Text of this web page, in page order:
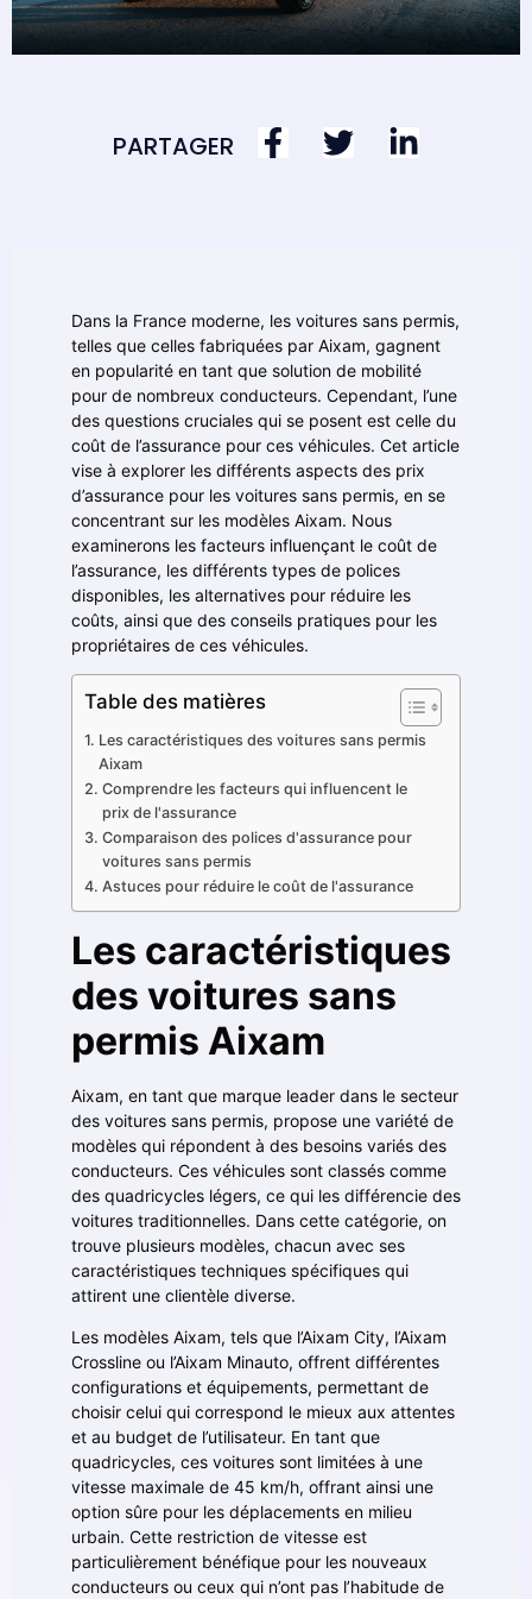
PARTAGER
Dans la France moderne, les voitures sans permis,
telles que celles fabriquées par Aixam, gagnent
en popularité en tant que solution de mobilité
pour de nombreux conducteurs. Cependant, l’une
des questions cruciales qui se posent est celle du
coût de l’assurance pour ces véhicules. Cet article
vise à explorer les différents aspects des prix
d’assurance pour les voitures sans permis, en se
concentrant sur les modèles Aixam. Nous
examinerons les facteurs influençant le coût de
l’assurance, les différents types de polices
disponibles, les alternatives pour réduire les
coûts, ainsi que des conseils pratiques pour les
propriétaires de ces véhicules.
Table des matières
Les caractéristiques des voitures sans permis
Aixam
Comprendre les facteurs qui influencent le
prix de l'assurance
Comparaison des polices d'assurance pour
voitures sans permis
Astuces pour réduire le coût de l'assurance
Les caractéristiques
des voitures sans
permis Aixam
Aixam, en tant que marque leader dans le secteur
des voitures sans permis, propose une variété de
modèles qui répondent à des besoins variés des
conducteurs. Ces véhicules sont classés comme
des quadricycles légers, ce qui les différencie des
voitures traditionnelles. Dans cette catégorie, on
trouve plusieurs modèles, chacun avec ses
caractéristiques techniques spécifiques qui
attirent une clientèle diverse.
Les modèles Aixam, tels que l’Aixam City, l’Aixam
Crossline ou l’Aixam Minauto, offrent différentes
configurations et équipements, permettant de
choisir celui qui correspond le mieux aux attentes
et au budget de l’utilisateur. En tant que
quadricycles, ces voitures sont limitées à une
vitesse maximale de 45 km/h, offrant ainsi une
option sûre pour les déplacements en milieu
urbain. Cette restriction de vitesse est
particulièrement bénéfique pour les nouveaux
conducteurs ou ceux qui n’ont pas l’habitude de